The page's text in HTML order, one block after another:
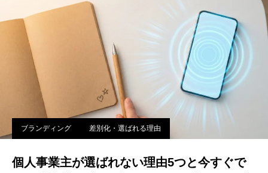
ブランディング 差別化・選ばれる理由
個人事業主が選ばれない理由5つと今すぐで